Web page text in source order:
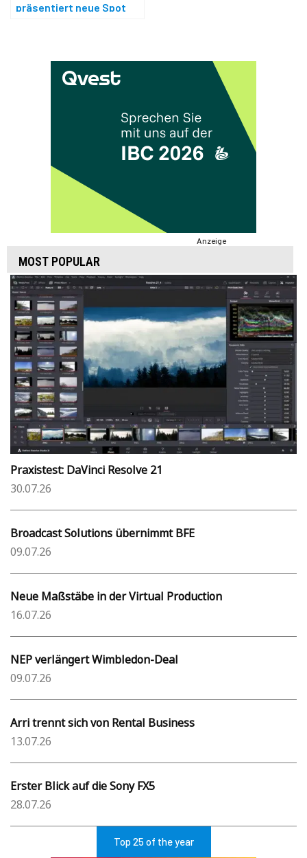
präsentiert neue Spot
Anzeige
MOST POPULAR
Praxistest: DaVinci Resolve 21
30.07.26
Broadcast Solutions übernimmt BFE
09.07.26
Neue Maßstäbe in der Virtual Production
16.07.26
NEP verlängert Wimbledon-Deal
09.07.26
Arri trennt sich von Rental Business
13.07.26
Erster Blick auf die Sony FX5
28.07.26
Top 25 of the year